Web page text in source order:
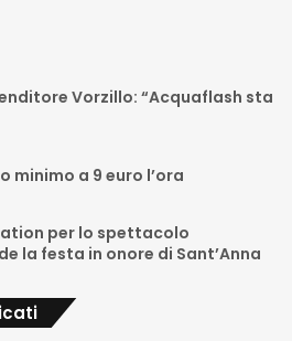
Vorzillo: “Acquaflash sta
minimo a 9 euro l’ora
per lo spettacolo
la festa in onore di Sant’Anna